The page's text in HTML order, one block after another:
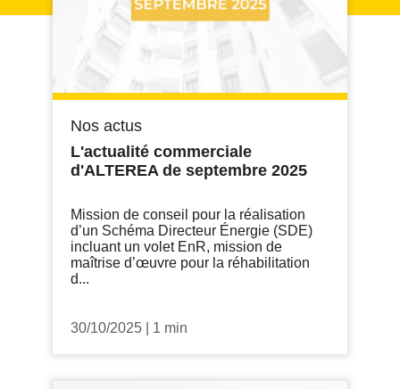
Nos actus
L'actualité commerciale
d'ALTEREA de septembre 2025
Mission de conseil pour la réalisation
d’un Schéma Directeur Énergie (SDE)
incluant un volet EnR, mission de
maîtrise d’œuvre pour la réhabilitation
d...
30/10/2025 1 min